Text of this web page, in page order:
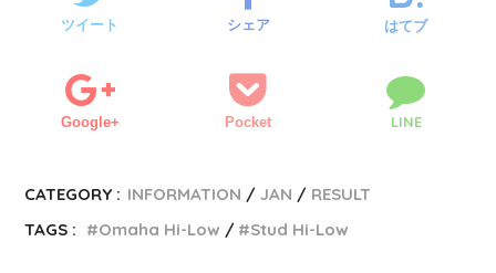
ツイート シェア はてブ
Google+ Pocket LINE
CATEGORY : INFORMATION JAN
RESULT
TAGS :
Omaha Hi-Low Stud Hi-Low